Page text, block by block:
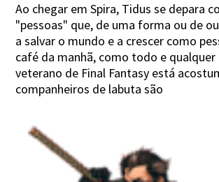
Ao chegar em Spira, Tidus se depara
"pessoas" que, de uma forma ou de
a salvar o mundo e a crescer como
café da manhã, como todo e
veterano de Final Fantasy está
companheiros de labuta são